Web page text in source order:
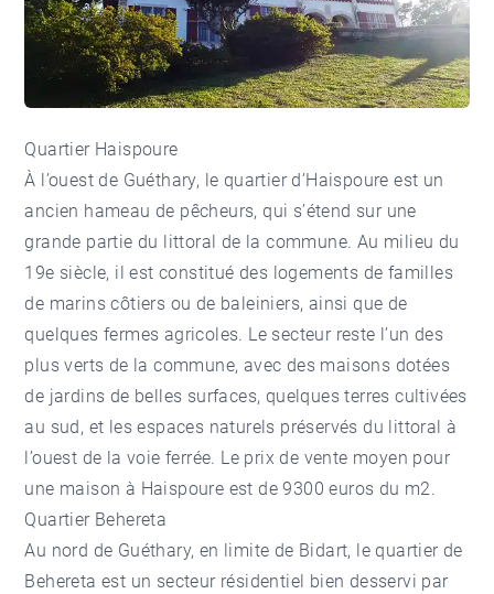
Quartier Haispoure
À l’ouest de Guéthary, le quartier d’Haispoure est un
ancien hameau de pêcheurs, qui s’étend sur une
grande partie du littoral de la commune. Au milieu du
19e siècle, il est constitué des logements de familles
de marins côtiers ou de baleiniers, ainsi que de
quelques fermes agricoles. Le secteur reste l’un des
plus verts de la commune, avec des maisons dotées
de jardins de belles surfaces, quelques terres cultivées
au sud, et les espaces naturels préservés du littoral à
l’ouest de la voie ferrée. Le prix de vente moyen pour
une maison à Haispoure est de 9300 euros du m2.
Quartier Behereta
Au nord de Guéthary, en limite de Bidart, le quartier de
Behereta est un secteur résidentiel bien desservi par